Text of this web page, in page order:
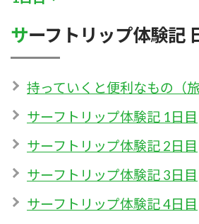
サーフトリップ体験記
持っていくと便利なもの（
サーフトリップ体験記 1日目
サーフトリップ体験記 2日目
サーフトリップ体験記 3日目
サーフトリップ体験記 4日目